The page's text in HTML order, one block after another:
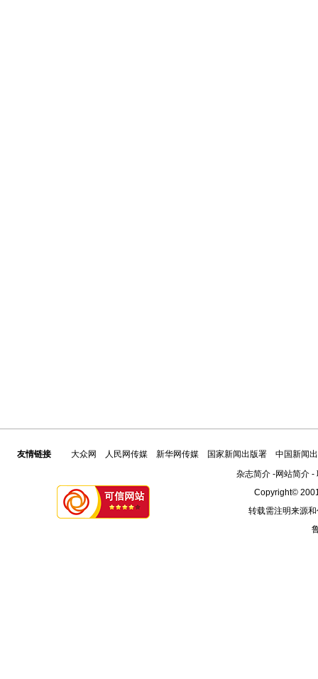
友情链接 大众网 人民网传媒 新华网传媒 国家新闻出版署
中国新闻
杂志简介-网站简介-
Copyright©
转载需注明来源